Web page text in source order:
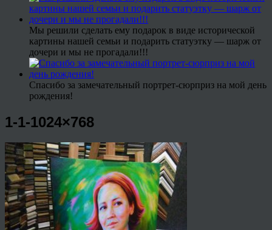
Мы решили сделать ему подарок в виде исторической
картины нашей семьи и подарить статуэтку — шарж от
дочери и мы не прогадали!!!
Спасибо за замечательный портрет-сюрприз на мой день
рождения!
1-1-1024×768